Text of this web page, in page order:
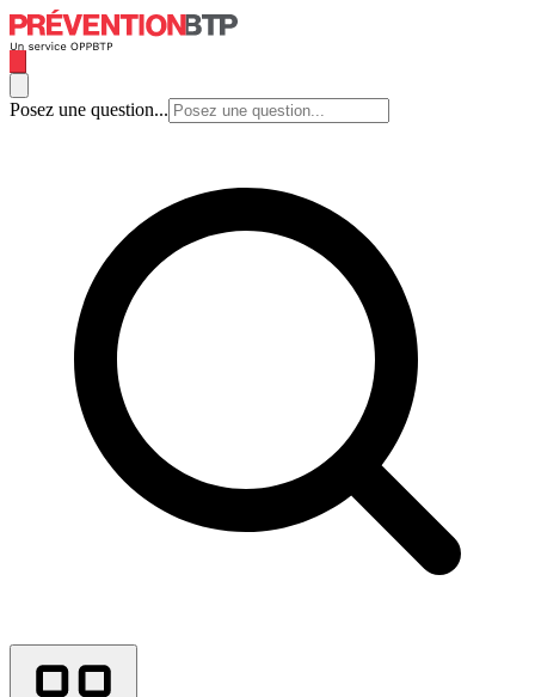
Posez une question...